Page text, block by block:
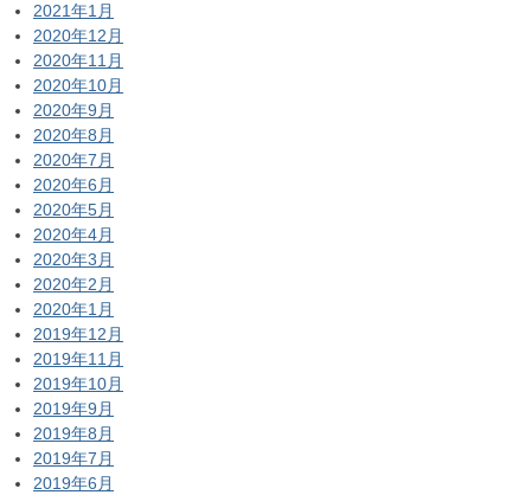
2021年1月
2020年12月
2020年11月
2020年10月
2020年9月
2020年8月
2020年7月
2020年6月
2020年5月
2020年4月
2020年3月
2020年2月
2020年1月
2019年12月
2019年11月
2019年10月
2019年9月
2019年8月
2019年7月
2019年6月